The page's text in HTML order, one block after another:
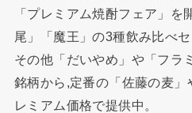
「プレミアム焼酎フェア」
尾」「魔王」の3種飲み比べ
その他「だいやめ」や「フラ
銘柄から,定番の「佐藤の麦
レミアム価格で提供中。